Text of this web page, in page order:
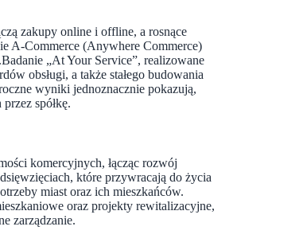
zakupy online i offline, a rosnące
A-Commerce (Anywhere Commerce)
„At Your Service”, realizowane
obsługi, a także stałego budowania
wyniki jednoznacznie pokazują,
spółkę.
komercyjnych, łącząc rozwój
które przywracają do życia
miast oraz ich mieszkańców.
oraz projekty rewitalizacyjne,
zarządzanie.